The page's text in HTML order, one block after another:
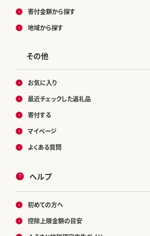
寄付金額から探す
地域から探す
その他
お気に入り
最近チェックした返礼品
寄付する
マイページ
よくある質問
ヘルプ
初めての方へ
控除上限金額の目安